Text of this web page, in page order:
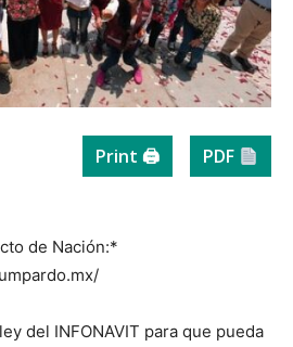
Print 🖨 PDF
de Nación:*
ley del INFONAVIT para que pueda